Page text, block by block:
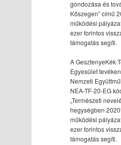
gondozása és
Kőszegen” című
működési
ezer forintos
támogatás segíti.
A GesztenyeKék
Egyesület
Nemzeti
NEA-TF-20-EG
„Természeti
hegységben
működési
ezer forintos
támogatás segíti.